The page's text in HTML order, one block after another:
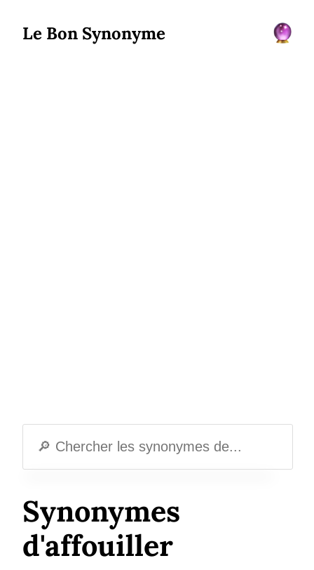
Le Bon Synonyme
Synonymes
d'affouiller